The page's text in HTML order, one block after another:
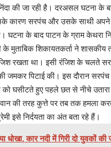
की जा रही है। दरअसल घटना
कारण सरपंच और उसके साथी अपने
के बाद पाटन के ग्राम केथरा
मुताबिक शिकायतकर्ता ने
रखता था। इसी रंजिश के चलते
पिटाई की। इस दौरान
को घसीटते हुए पहले छत से नीचे
की तरह कुत्ते पर तब तक हमला
इसे निर्दयता का अंत बता रहे हैं।
धोखा, कार नदी में गिरी दो युवकों की